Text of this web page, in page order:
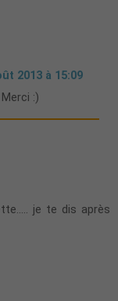
2013 à 15:09
:)
je te dis après